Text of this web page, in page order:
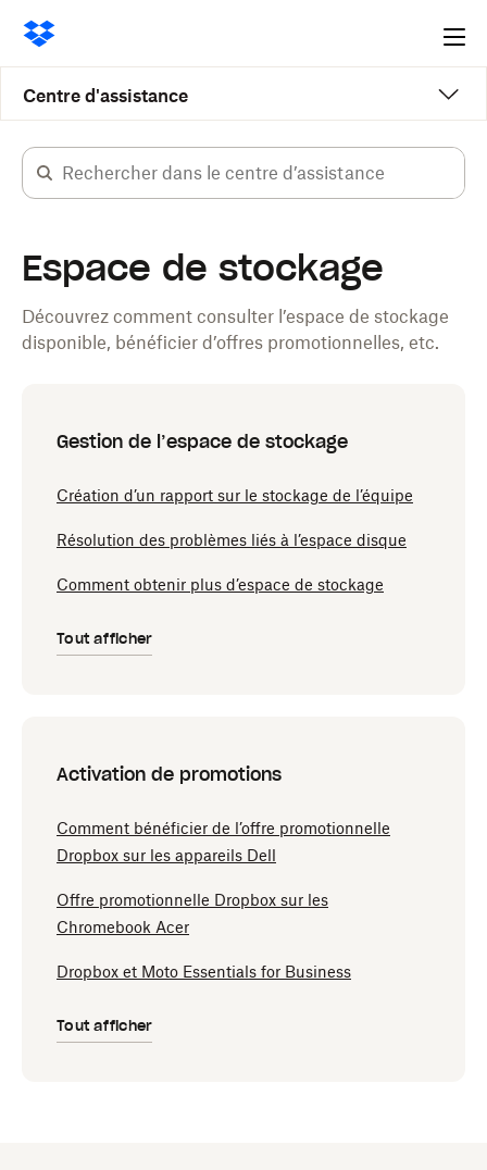
Centre d'assistance
Espace de stockage
Découvrez comment consulter l’espace de stockage
disponible, bénéficier d’offres promotionnelles, etc.
Gestion de l’espace de stockage
Création d’un rapport sur le stockage de l’équipe
Résolution des problèmes liés à l’espace disque
Comment obtenir plus d’espace de stockage
Tout afficher
Activation de promotions
Comment bénéficier de l’offre promotionnelle
Dropbox sur les appareils Dell
Offre promotionnelle Dropbox sur les
Chromebook Acer
Dropbox et Moto Essentials for Business
Tout afficher